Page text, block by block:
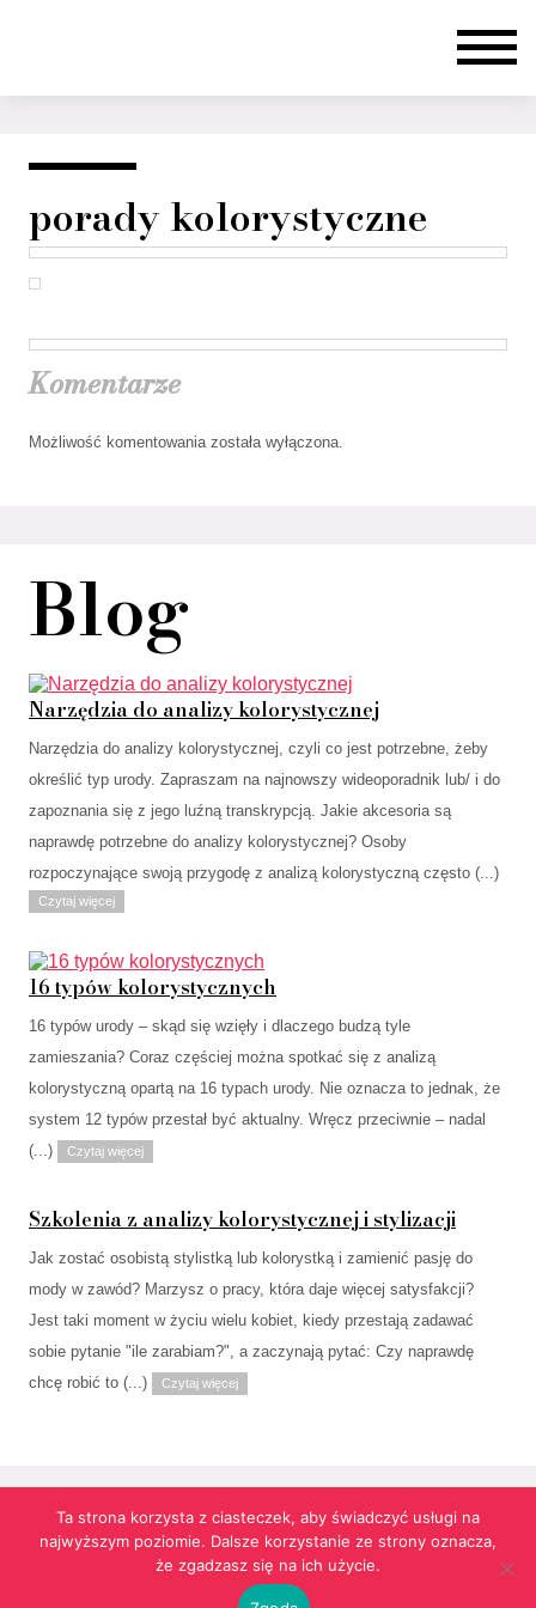
porady kolorystyczne
Komentarze
Możliwość komentowania została wyłączona.
Blog
Narzędzia do analizy kolorystycznej
Narzędzia do analizy kolorystycznej, czyli co jest potrzebne, żeby
określić typ urody. Zapraszam na najnowszy wideoporadnik lub/ i do
zapoznania się z jego luźną transkrypcją. Jakie akcesoria są
naprawdę potrzebne do analizy kolorystycznej? Osoby
rozpoczynające swoją przygodę z analizą kolorystyczną często (...)
Czytaj więcej
16 typów kolorystycznych
16 typów urody – skąd się wzięły i dlaczego budzą tyle
zamieszania? Coraz częściej można spotkać się z analizą
kolorystyczną opartą na 16 typach urody. Nie oznacza to jednak, że
system 12 typów przestał być aktualny. Wręcz przeciwnie – nadal
(...)
Czytaj więcej
Szkolenia z analizy kolorystycznej i stylizacji
Jak zostać osobistą stylistką lub kolorystką i zamienić pasję do
mody w zawód? Marzysz o pracy, która daje więcej satysfakcji?
Jest taki moment w życiu wielu kobiet, kiedy przestają zadawać
sobie pytanie "ile zarabiam?", a zaczynają pytać: Czy naprawdę
chcę robić to (...)
Czytaj więcej
Ta strona korzysta z ciasteczek, aby świadczyć usługi na
najwyższym poziomie. Dalsze korzystanie ze strony oznacza,
że zgadzasz się na ich użycie.
Strona korzysta z informacji przechowywanych w plikach cookies w celach
funkcjonalnych oraz statystycznych.
agencja reklamowa Gliwice